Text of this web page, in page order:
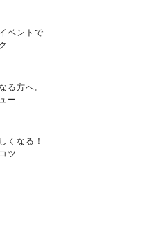
ベントで
る方へ。
ー
くなる！
ツ